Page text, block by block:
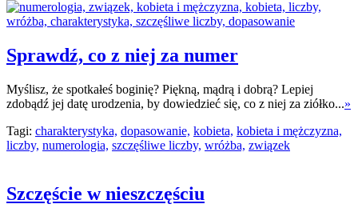
Sprawdź, co z niej za numer
Myślisz, że spotkałeś boginię? Piękną, mądrą i dobrą? Lepiej
zdobądź jej datę urodzenia, by dowiedzieć się, co z niej za ziółko...»
Tagi: charakterystyka, dopasowanie, kobieta, kobieta i mężczyzna,
liczby, numerologia, szczęśliwe liczby, wróżba, związek
Szczęście w nieszczęściu